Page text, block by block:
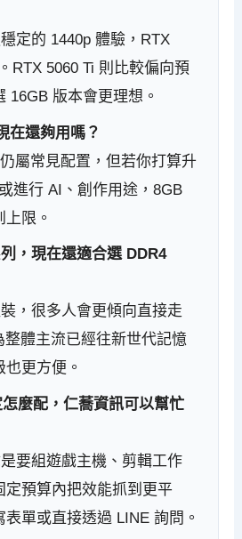
定的 1440p 體驗，RTX
RTX 5060 Ti 則比較偏向預
16GB 版本會更理想。
在還夠用嗎？
屬常見配置，但若你打算升
進行 AI、創作用途，8GB
限。
，現在還適合選 DDR4
，很多人會更傾向直接走
整體主流已經往新世代記憶
更方便。
麼配，仁蕎資訊可以幫忙
要組遊戲主機、剪輯工作
定預算內把效能抓到更平
單或直接透過 LINE 詢問。